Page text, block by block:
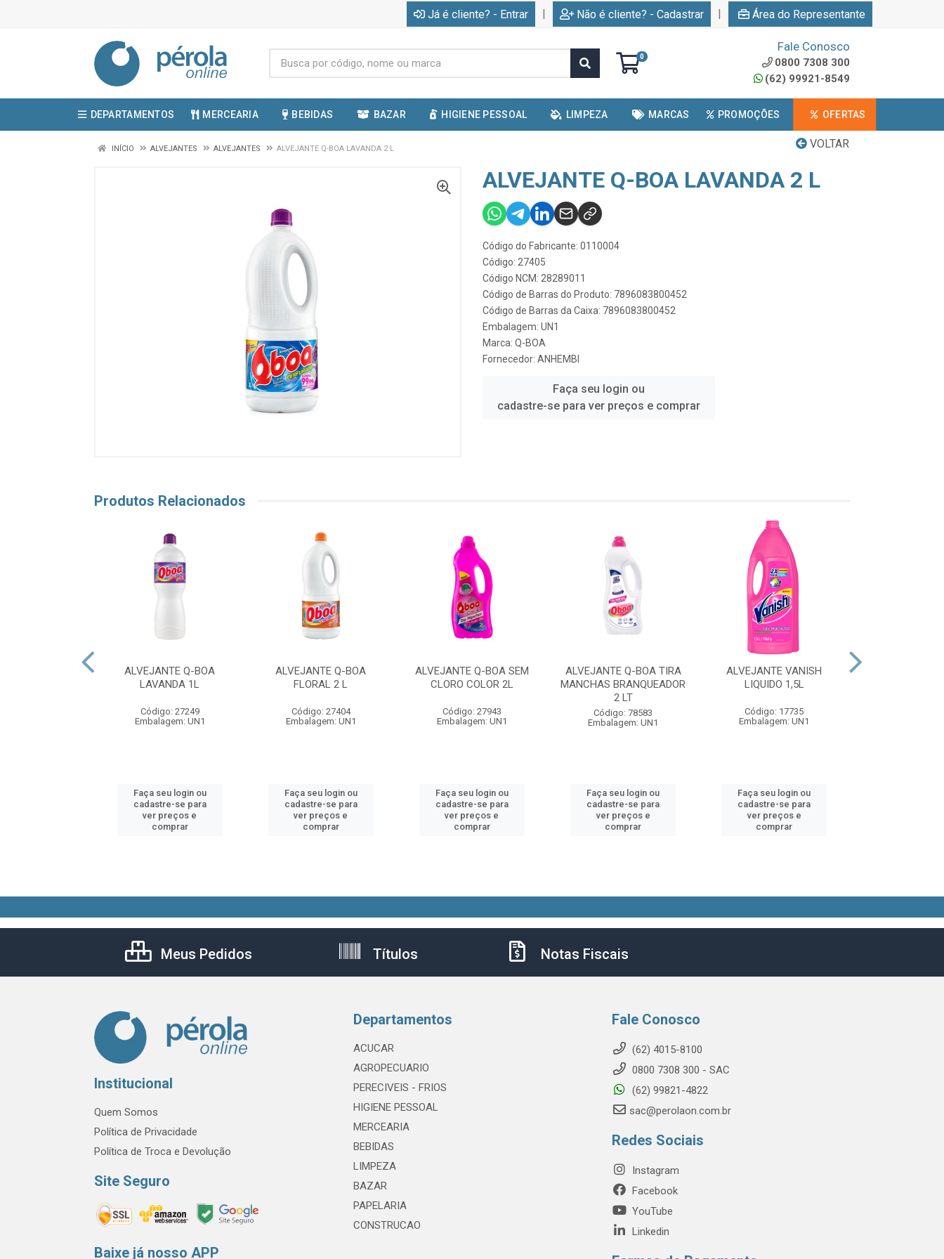
Já é cliente? - Entrar | Não é cliente? - Cadastrar | Área do Representante
0
Fale Conosco
0800 7308 300
(62) 99921-8549
DEPARTAMENTOS MERCEARIA BEBIDAS BAZAR HIGIENE PESSOAL LIMPEZA MARCAS PROMOÇÕES OFERTAS
VOLTAR
INÍCIO ALVEJANTES ALVEJANTES ALVEJANTE Q-BOA LAVANDA 2 L
ALVEJANTE Q-BOA LAVANDA 2 L
Código do Fabricante: 0110004
Código: 27405
Código NCM: 28289011
Código de Barras do Produto: 7896083800452
Código de Barras da Caixa: 7896083800452
Embalagem: UN1
Marca: Q-BOA
Fornecedor: ANHEMBI
Faça seu login ou
cadastre-se para ver preços e comprar
Produtos Relacionados
ALVEJANTE Q-BOA
LAVANDA 1L
Código: 27249
Embalagem: UN1
Faça seu login ou
cadastre-se para
ver preços e
comprar
ALVEJANTE Q-BOA
FLORAL 2 L
Código: 27404
Embalagem: UN1
Faça seu login ou
cadastre-se para
ver preços e
comprar
ALVEJANTE Q-BOA SEM
CLORO COLOR 2L
Código: 27943
Embalagem: UN1
Faça seu login ou
cadastre-se para
ver preços e
comprar
ALVEJANTE Q-BOA TIRA
MANCHAS BRANQUEADOR
2 LT
Código: 78583
Embalagem: UN1
Faça seu login ou
cadastre-se para
ver preços e
comprar
ALVEJANTE VANISH
LIQUIDO 1,5L
Código: 17735
Embalagem: UN1
Faça seu login ou
cadastre-se para
ver preços e
comprar
Meus Pedidos Títulos Notas Fiscais
Institucional
Quem Somos
Política de Privacidade
Política de Troca e Devolução
Site Seguro
Baixe já nosso APP
Departamentos
ACUCAR
AGROPECUARIO
PERECIVEIS - FRIOS
HIGIENE PESSOAL
MERCEARIA
BEBIDAS
LIMPEZA
BAZAR
PAPELARIA
CONSTRUCAO
Fale Conosco
(62) 4015-8100
0800 7308 300 - SAC
(62) 99821-4822
sac@perolaon.com.br
Redes Sociais
Instagram
Facebook
YouTube
Linkedin